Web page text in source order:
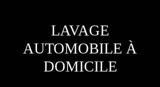
LAVAGE
AUTOMOBILE À
DOMICILE